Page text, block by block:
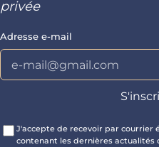
privée
Adresse e-mail
J'accepte de recevoir par courrier
contenant les dernières actualités